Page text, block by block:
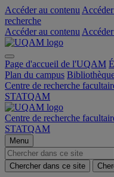
Accéder au contenu
recherche
Accéder au contenu
Page d'accueil de l'UQAM
Plan du campus
Centre de recherche
STATQAM
Centre de recherche
STATQAM
Menu
Chercher dans ce site